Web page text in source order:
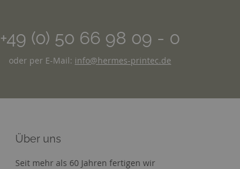
+49 (0) 50 66 98 09 - 0
oder per E-Mail: info@hermes-printec.de
Über uns
Seit mehr als 60 Jahren fertigen wir